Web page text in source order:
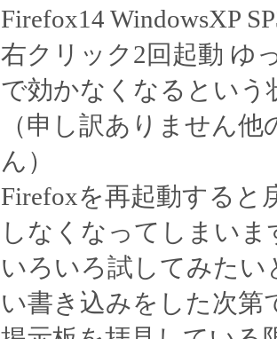
Firefox14 WindowsXP
右クリック2回起動 ゆ
で効かなくなるという
（申し訳ありません
ん）
Firefoxを再起動すると
しなくなってしまいま
いろいろ試してみた
い書き込みをした次第